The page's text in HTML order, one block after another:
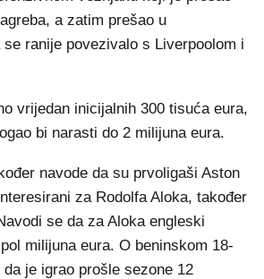
a zatim prešao u
ranije povezivalo s Liverpoolom i
vrijedan inicijalnih 300 tisuća eura,
bi narasti do 2 milijuna eura.
navode da su prvoligaši Aston
za Rodolfa Aloka, također
se da za Aloka engleski
milijuna eura. O beninskom 18-
je igrao prošle sezone 12